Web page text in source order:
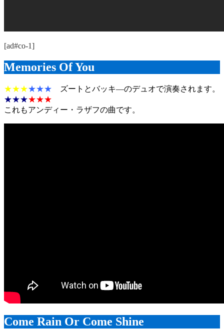
[ad#co-1]
Memories Of You
★★★★★★
ズートとバッキ―のデュオで演奏されます。
★★★★★★
これもアンディー・ラザフの曲です。
Come Rain Or Come Shine